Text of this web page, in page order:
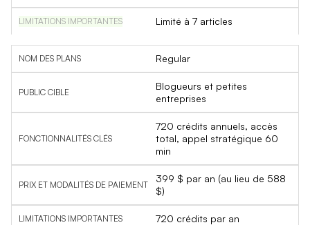
Limité à 7 articles
Regular
Blogueurs et petites
entreprises
720 crédits annuels, accès
total, appel stratégique 60
min
399 $ par an (au lieu de 588
$)
720 crédits par an